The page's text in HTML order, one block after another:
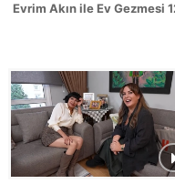
Evrim Akın ile Ev Gezmesi